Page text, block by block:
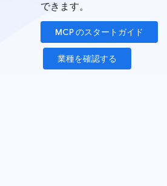
できます。
MCP のスタートガイド
業種を確認する